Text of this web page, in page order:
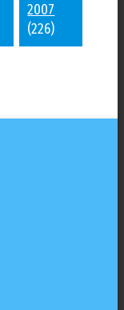
2007
(226)